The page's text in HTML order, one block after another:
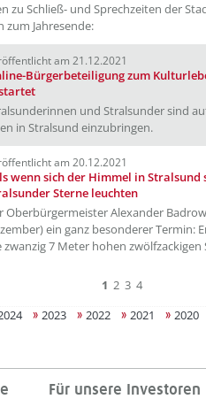
zu Schließ- und Sprechzeiten der
zum Jahresende:
am 21.12.2021
Bürgerbeteiligung zum
und Stralsunder sind
in Stralsund einzubringen.
am 20.12.2021
wenn sich der Himmel in Stralsund
Sterne leuchten
Oberbürgermeister Alexander
ein ganz besonderer Termin:
zwanzig 7 Meter hohen
1 2 3 4
2023 2022 2021 2020
Für unsere Investoren